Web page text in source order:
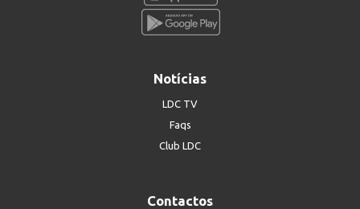
Notícias
LDC TV
Faqs
Club LDC
Contactos